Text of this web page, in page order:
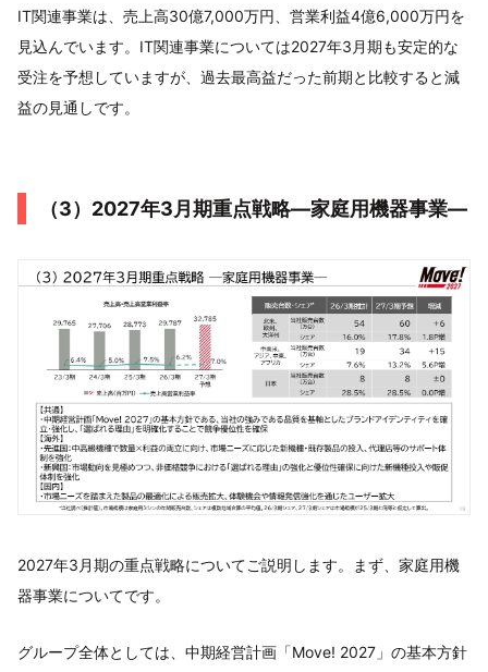
IT関連事業は、売上高30億7,000万円、営業利益4億6,000万円を
見込んでいます。IT関連事業については2027年3月期も安定的な
受注を予想していますが、過去最高益だった前期と比較すると減
益の見通しです。
（3）2027年3月期重点戦略―家庭用機器事業―
2027年3月期の重点戦略についてご説明します。まず、家庭用機
器事業についてです。
グループ全体としては、中期経営計画「Move! 2027」の基本方針